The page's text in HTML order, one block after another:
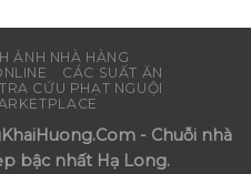
ẢNH NHÀ HÀNG
CÁC SUẤT ĂN
TRA CỨU PHẠT NGUỘI
- Chuỗi nhà
bậc nhất Hạ Long.